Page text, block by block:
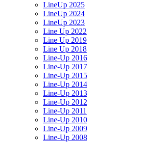
LineUp 2025
LineUp 2024
LineUp 2023
Line Up 2022
Line Up 2019
Line Up 2018
Line-Up 2016
Line-Up 2017
Line-Up 2015
Line-Up 2014
Line-Up 2013
Line-Up 2012
Line-Up 2011
Line-Up 2010
Line-Up 2009
Line-Up 2008